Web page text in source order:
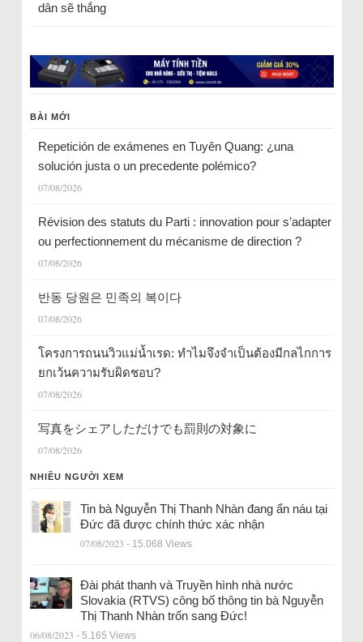
dân sẽ thắng
BÀI MỚI
Repetición de exámenes en Tuyên Quang: ¿una
solución justa o un precedente polémico?
07/08/2026
Révision des statuts du Parti : innovation pour s’adapter
ou perfectionnement du mécanisme de direction ?
07/08/2026
반동 당원은 민족의 복이다
07/08/2026
โครงการถนนวิวแม่น้ำเรด: ทำไมจึงจำเป็นต้องมีกลไกการ
ยกเว้นความรับผิดชอบ?
07/08/2026
写真をシェアしただけでも罰則の対象に
07/08/2026
NHIỀU NGƯỜI XEM
Tin bà Nguyễn Thị Thanh Nhàn đang ẩn náu tại
Đức đã được chính thức xác nhận
07/08/2023 - 15.068 Views
Đài phát thanh và Truyền hình nhà nước
Slovakia (RTVS) công bố thông tin bà Nguyễn
Thị Thanh Nhàn trốn sang Đức!
06/08/2023 - 5.165 Views